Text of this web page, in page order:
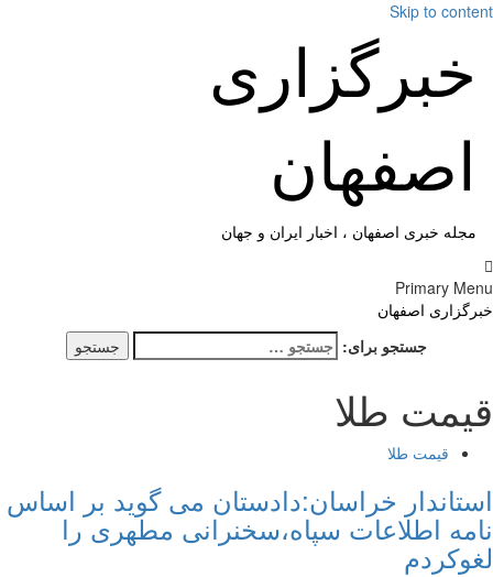
Skip to
خبرگزاری
اصفهان
مجله خبری اصفهان ، اخبار ایران و جهان
Primary
اصفهان
جستجو برای:
طلا
قیمت طلا
خراسان:دادستان می گوید بر اساس
اطلاعات سپاه،سخنرانی مطهری را